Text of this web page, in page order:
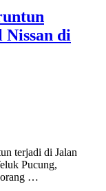
Nissan di
terjadi di Jalan
Pucung,
orang …